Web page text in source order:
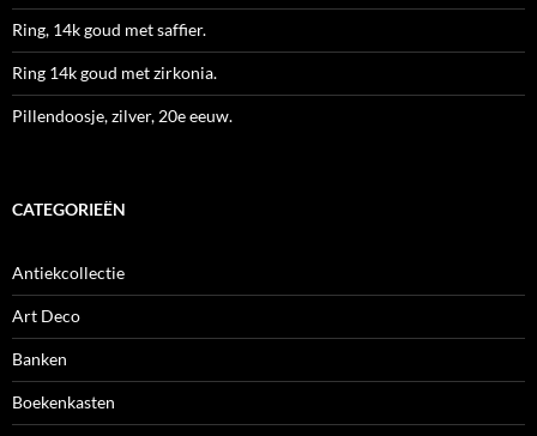
Ring, 14k goud met saffier.
Ring 14k goud met zirkonia.
Pillendoosje, zilver, 20e eeuw.
CATEGORIEËN
Antiekcollectie
Art Deco
Banken
Boekenkasten